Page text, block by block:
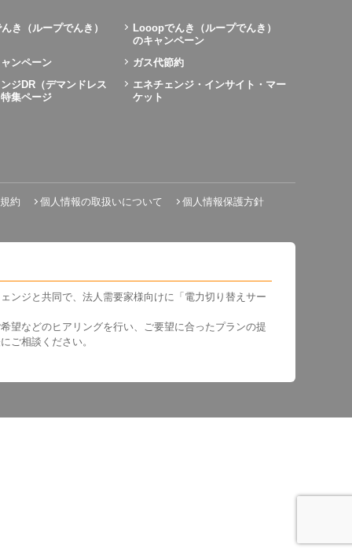
き（ループでんき）
Looopでんき（ループでんき）
のキャンペーン
ンペーン
ガス代節約
ジDR（デマンドレス
集ページ
エネチェンジ・インサイト・マー
ケット
約 個人情報の取扱いについて 個人情報保護方針
ンジと共同で、法人需要家様向けに「電力切り替えサー
望などのヒアリングを行い、ご要望に合ったプランの提
ご相談ください。